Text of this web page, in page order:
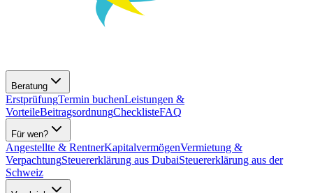
Beratung
ErstprüfungTermin buchenLeistungen &
VorteileBeitragsordnungChecklisteFAQ
Für wen?
Angestellte & RentnerKapitalvermögenVermietung &
VerpachtungSteuererklärung aus DubaiSteuererklärung aus der
Schweiz